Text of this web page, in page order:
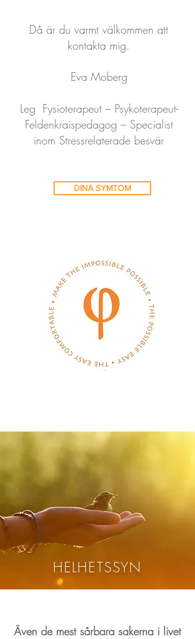
Då är du varmt välkommen att
kontakta mig.
Eva Moberg
Leg Fysioterapeut – Psykoterapeut-
Feldenkraispedagog – Specialist
inom Stressrelaterade besvär
DINA SYMTOM
HELHETSSYN
Även de mest sårbara sakerna i livet